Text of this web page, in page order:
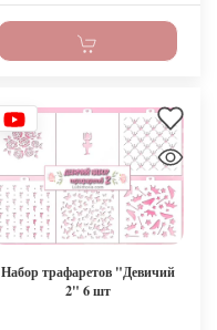
Набор трафаретов "Девичий
2" 6 шт